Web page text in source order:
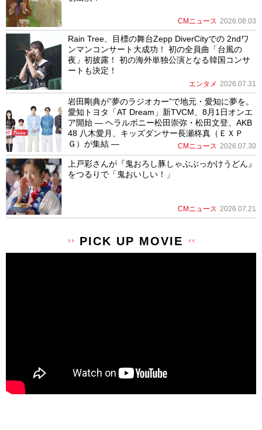
CMニュース 2026.08.03
Rain Tree、目標の舞台Zepp DiverCityでの 2ndワ
ンマンコンサート大成功！ 初の全員曲「台風の
夜」初披露！ 初の海外単独公演となる韓国コンサ
ートも決定！
エンタメ 2026.07.31
岩田剛典が”夢のラジオカー”で地元・愛知に夢を。
愛知トヨタ「AT Dream」新TVCM、8月1日オンエ
ア開始 ― ヘラルボニー松田崇弥・松田文登、AKB
48 八木愛月、キッズダンサー長瀬柊真（ＥＸＰ
Ｇ）が集結 ―
CMニュース 2026.07.30
上戸彩さんが『鬼おろし豚しゃぶぶっかけうどん』
をつるりで「鬼おいしい！」
CMニュース 2026.07.21
PICK UP MOVIE